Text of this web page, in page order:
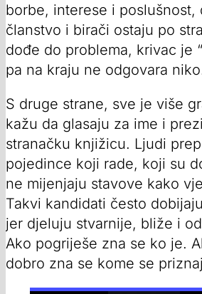
borbe, interese i poslušnost,
članstvo i birači ostaju po
dođe do problema, krivac je
pa na kraju ne odgovara
S druge strane, sve je više
kažu da glasaju za ime i
stranačku knjižicu. Ljudi
pojedince koji rade, koji su
ne mijenjaju stavove kako
Takvi kandidati često
jer djeluju stvarnije, bliže i
Ako pogriješe zna se ko je.
dobro zna se kome se